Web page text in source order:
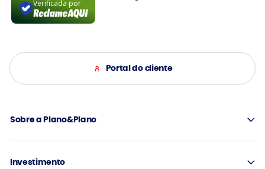
Verificada por
Portal do cliente
Sobre a Plano&Plano
Investimento